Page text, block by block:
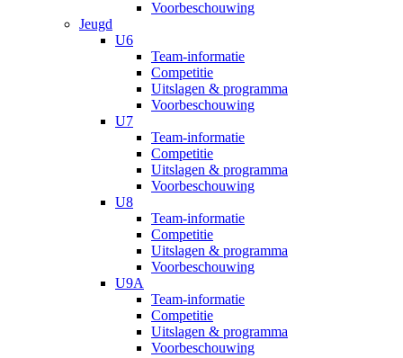
Voorbeschouwing
Jeugd
U6
Team-informatie
Competitie
Uitslagen & programma
Voorbeschouwing
U7
Team-informatie
Competitie
Uitslagen & programma
Voorbeschouwing
U8
Team-informatie
Competitie
Uitslagen & programma
Voorbeschouwing
U9A
Team-informatie
Competitie
Uitslagen & programma
Voorbeschouwing